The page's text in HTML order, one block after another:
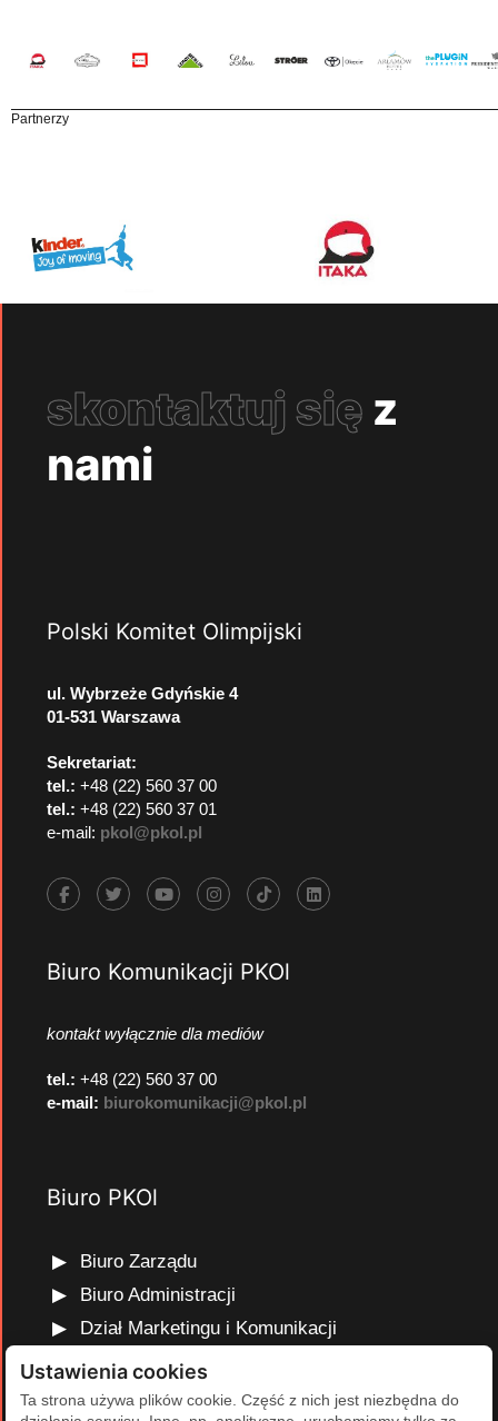
Partnerzy
skontaktuj się z
nami
Polski Komitet Olimpijski
ul. Wybrzeże Gdyńskie 4
01-531 Warszawa
Sekretariat:
tel.: +48 (22) 560 37 00
tel.: +48 (22) 560 37 01
e-mail: pkol@pkol.pl
Biuro Komunikacji PKOl
kontakt wyłącznie dla mediów
tel.: +48 (22) 560 37 00
e-mail: biurokomunikacji@pkol.pl
Biuro PKOl
Biuro Zarządu
Biuro Administracji
Dział Marketingu i Komunikacji
Dział Edukacji Olimpijskiej
Dział Finansów i Kadr
Ustawienia cookies
Ta strona używa plików cookie. Część z nich jest niezbędna do